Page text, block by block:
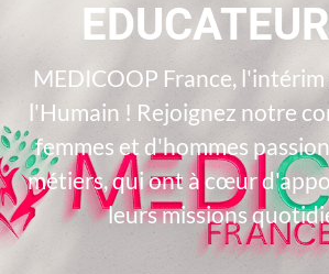
MEDICOOP France, l'intérim
l'Humain ! Rejoignez notre
femmes et d'hommes
métiers, qui ont à cœur
leurs missions